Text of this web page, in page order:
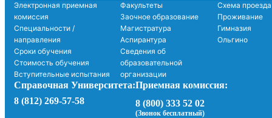
Электронная приемная
комиссия
Специальности /
направления
Сроки обучения
Стоимость обучения
Вступительные испытания
Факультеты
Заочное образование
Магистратура
Аспирантура
Сведения об
образовательной
организации
Схема проезда
Проживание
Гимназия
Ольгино
Справочная Университета:
8 (812) 269-57-58
Приемная комиссия:
8 (800) 333 52 02
(Звонок бесплатный)